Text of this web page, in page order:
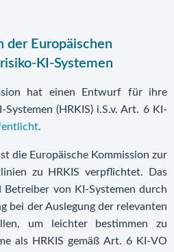
der Europäischen
KI-Systemen
hat einen Entwurf für ihre
(HRKIS) i.S.v. Art. 6 KI-
.
die Europäische Kommission zur
zu HRKIS verpflichtet. Das
von KI-Systemen durch
bei der Auslegung der relevanten
um leichter bestimmen zu
als HRKIS gemäß Art. 6 KI-VO